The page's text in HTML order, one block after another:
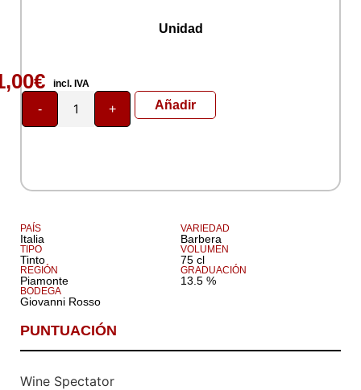
Unidad
€ incl. IVA
- + Añadir
PAÍS
Italia
TIPO
Tinto
REGIÓN
Piamonte
BODEGA
Giovanni Rosso
VARIEDAD
Barbera
VOLUMEN
75 cl
GRADUACIÓN
13.5 %
PUNTUACIÓN
Wine Spectator